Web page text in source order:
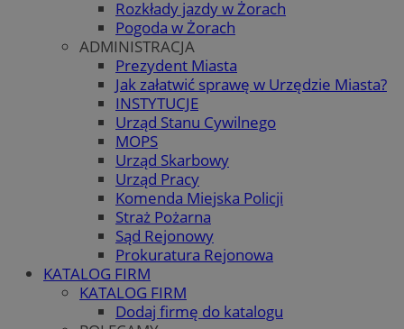
Rozkłady jazdy w Żorach
Pogoda w Żorach
ADMINISTRACJA
Prezydent Miasta
Jak załatwić sprawę w Urzędzie Miasta?
INSTYTUCJE
Urząd Stanu Cywilnego
MOPS
Urząd Skarbowy
Urząd Pracy
Komenda Miejska Policji
Straż Pożarna
Sąd Rejonowy
Prokuratura Rejonowa
KATALOG FIRM
KATALOG FIRM
Dodaj firmę do katalogu